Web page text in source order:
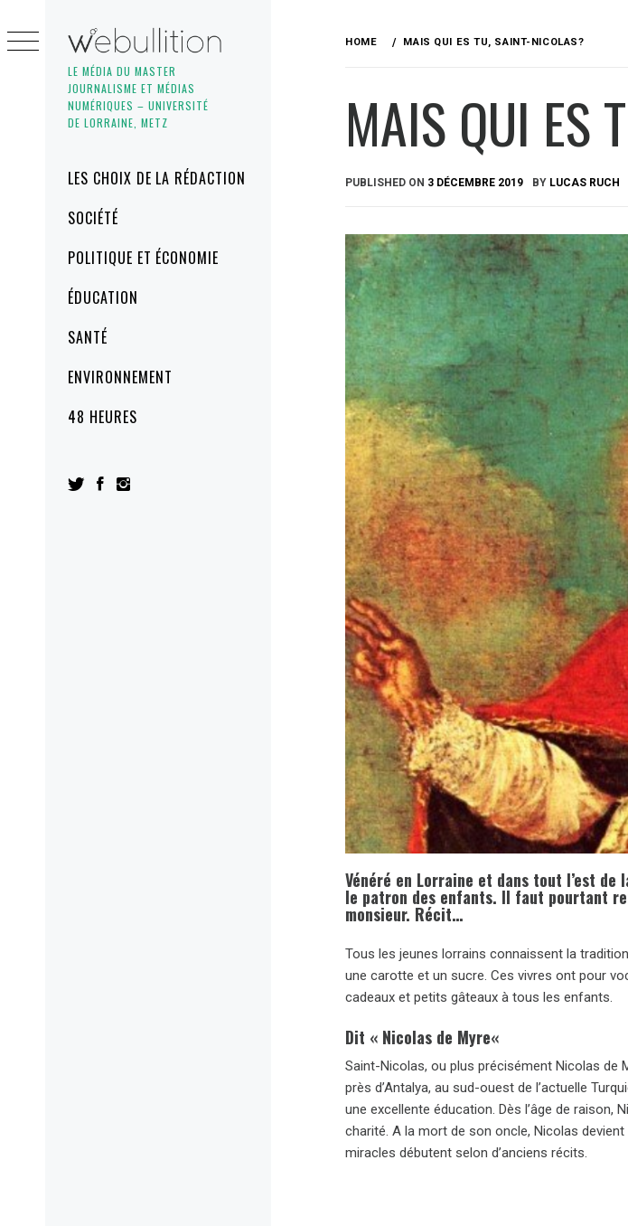
LE MÉDIA DU MASTER
JOURNALISME ET MÉDIAS
NUMÉRIQUES – UNIVERSITÉ
DE LORRAINE, METZ
MenuLES CHOIX DE LA RÉDACTION
SOCIÉTÉ
POLITIQUE ET ÉCONOMIE
ÉDUCATION
SANTÉ
ENVIRONNEMENT
48 HEURES
to
content
HOME MAIS QUI ES TU, SAINT-NICOLAS?
MAIS QUI ES
PUBLISHED ON 3 DÉCEMBRE 2019 BY LUCAS RUCH
Vénéré en Lorraine et dans tout l’est de
le patron des enfants. Il faut pourtant
monsieur. Récit…
Tous les jeunes lorrains connaissent la
une carotte et un sucre. Ces vivres ont pour
cadeaux et petits gâteaux à tous les enfants.
Dit « Nicolas de Myre«
Saint-Nicolas, ou plus précisément Nicolas de
près d’Antalya, au sud-ouest de l’actuelle
une excellente éducation. Dès l’âge de raison,
charité. A la mort de son oncle, Nicolas devient
miracles débutent selon d’anciens récits.